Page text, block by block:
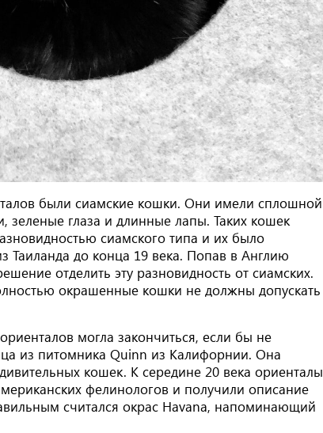
были сиамские кошки. Они имели сплошной
зеленые глаза и длинные лапы. Таких кошек
сиамского типа и их было
Таиланда до конца 19 века. Попав в Англию
отделить эту разновидность от сиамских.
окрашенные кошки не должны допускать
могла закончиться, если бы не
из питомника Quinn из Калифорнии. Она
кошек. К середине 20 века ориенталы
фелинологов и получили описание
считался окрас Havana, напоминающий